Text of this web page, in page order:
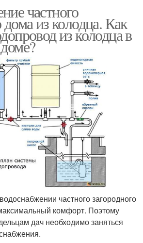
частного
дома из колодца. Как
из колодца в
частного загородного
комфорт. Поэтому
дач необходимо заняться